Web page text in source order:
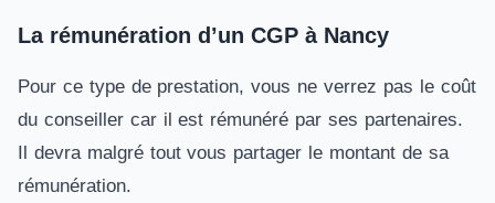
La rémunération d’un CGP à Nancy
Pour ce type de prestation, vous ne verrez pas le coût
du conseiller car il est rémunéré par ses partenaires.
Il devra malgré tout vous partager le montant de sa
rémunération.